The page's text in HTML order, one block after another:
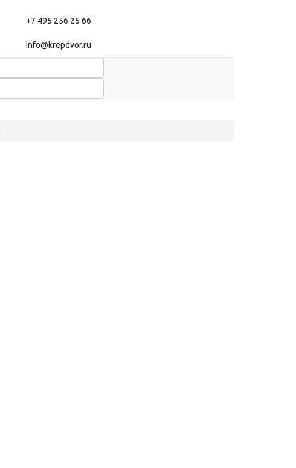
+7 495 256 25 66
info@krepdvor.ru